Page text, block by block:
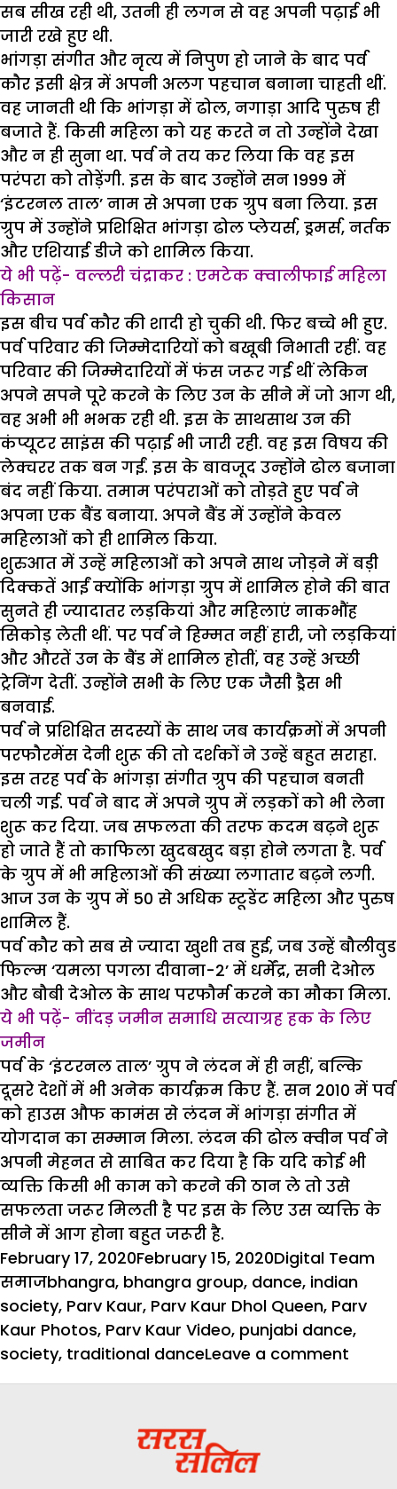
सब सीख रही थी, उतनी ही लगन से वह अपनी पढ़ाई भी
जारी रखे हुए थी.
भांगड़ा संगीत और नृत्य में निपुण हो जाने के बाद पर्व
कौर इसी क्षेत्र में अपनी अलग पहचान बनाना चाहती थीं.
वह जानती थी कि भांगड़ा में ढोल, नगाड़ा आदि पुरुष ही
बजाते हैं. किसी महिला को यह करते न तो उन्होंने देखा
और न ही सुना था. पर्व ने तय कर लिया कि वह इस
परंपरा को तोड़ेंगी. इस के बाद उन्होंने सन 1999 में
‘इंटरनल ताल’ नाम से अपना एक ग्रुप बना लिया. इस
ग्रुप में उन्होंने प्रशिक्षित भांगड़ा ढोल प्लेयर्स, ड्रमर्स, नर्तक
और एशियाई डीजे को शामिल किया.
ये भी पढ़ें- वल्लरी चंद्राकर : एमटेक क्वालीफाई महिला
किसान
इस बीच पर्व कौर की शादी हो चुकी थी. फिर बच्चे भी हुए.
पर्व परिवार की जिम्मेदारियों को बखूबी निभाती रहीं. वह
परिवार की जिम्मेदारियों में फंस जरूर गई थीं लेकिन
अपने सपने पूरे करने के लिए उन के सीने में जो आग थी,
वह अभी भी भभक रही थी. इस के साथसाथ उन की
कंप्यूटर साइंस की पढ़ाई भी जारी रही. वह इस विषय की
लेक्चरर तक बन गईं. इस के बावजूद उन्होंने ढोल बजाना
बंद नहीं किया. तमाम परंपराओं को तोड़ते हुए पर्व ने
अपना एक बैंड बनाया. अपने बैंड में उन्होंने केवल
महिलाओं को ही शामिल किया.
शुरुआत में उन्हें महिलाओं को अपने साथ जोड़ने में बड़ी
दिक्कतें आईं क्योंकि भांगड़ा ग्रुप में शामिल होने की बात
सुनते ही ज्यादातर लड़कियां और महिलाएं नाकभौंह
सिकोड़ लेती थीं. पर पर्व ने हिम्मत नहीं हारी, जो लड़कियां
और औरतें उन के बैंड में शामिल होतीं, वह उन्हें अच्छी
ट्रेनिंग देतीं. उन्होंने सभी के लिए एक जैसी ड्रैस भी
बनवाई.
पर्व ने प्रशिक्षित सदस्यों के साथ जब कार्यक्रमों में अपनी
परफौरमेंस देनी शुरू की तो दर्शकों ने उन्हें बहुत सराहा.
इस तरह पर्व के भांगड़ा संगीत ग्रुप की पहचान बनती
चली गई. पर्व ने बाद में अपने ग्रुप में लड़कों को भी लेना
शुरू कर दिया. जब सफलता की तरफ कदम बढ़ने शुरू
हो जाते हैं तो काफिला खुदबखुद बड़ा होने लगता है. पर्व
के ग्रुप में भी महिलाओं की संख्या लगातार बढ़ने लगी.
आज उन के ग्रुप में 50 से अधिक स्टूडेंट महिला और पुरुष
शामिल हैं.
पर्व कौर को सब से ज्यादा खुशी तब हुई, जब उन्हें बौलीवुड
फिल्म ‘यमला पगला दीवाना-2’ में धर्मेंद्र, सनी देओल
और बौबी देओल के साथ परफौर्म करने का मौका मिला.
ये भी पढ़ें- नींदड़ जमीन समाधि सत्याग्रह हक के लिए
जमीन
पर्व के ‘इंटरनल ताल’ ग्रुप ने लंदन में ही नहीं, बल्कि
दूसरे देशों में भी अनेक कार्यक्रम किए हैं. सन 2010 में पर्व
को हाउस औफ कामंस से लंदन में भांगड़ा संगीत में
योगदान का सम्मान मिला. लंदन की ढोल क्वीन पर्व ने
अपनी मेहनत से साबित कर दिया है कि यदि कोई भी
व्यक्ति किसी भी काम को करने की ठान ले तो उसे
सफलता जरूर मिलती है पर इस के लिए उस व्यक्ति के
सीने में आग होना बहुत जरूरी है.
Posted
on
February 17, 2020February 15, 2020Author
Digital Team
समाजTags
bhangra, bhangra group, dance, indian
society, Parv Kaur, Parv Kaur Dhol Queen, Parv
Kaur Photos, Parv Kaur Video, punjabi dance,
society, traditional danceLeave a comment